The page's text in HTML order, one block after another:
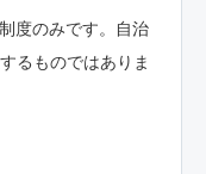
度のみです。自治
るものではありま